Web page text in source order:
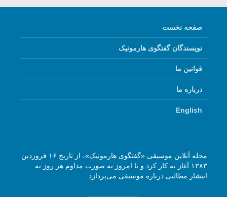
صفحه نخست
نویسندگان گفتگوی هارمونیک
قوانین ما
درباره ما
English
مجله آنلاین موسیقی «گفتگوی هارمونیک»، از تاریخ ۱۶ فروردین
۱۳۸۳ آغاز به کار کرد و تا امروز به صورت مداوم هر روز به
انتشار مطالبی درباره موسیقی می‌پردازد.